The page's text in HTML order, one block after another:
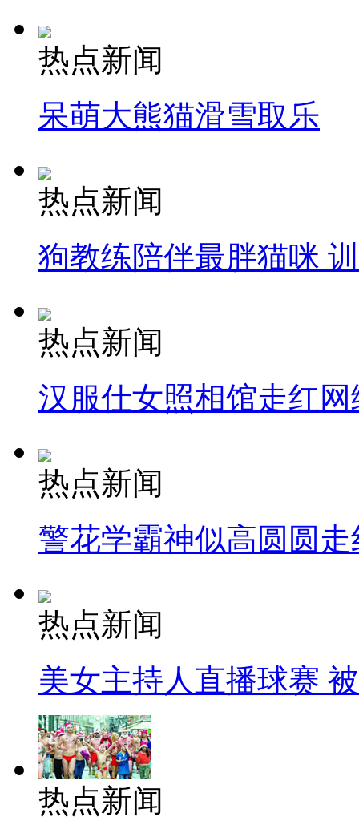
热点新闻
呆萌大熊猫滑雪取乐
热点新闻
狗教练陪伴最胖猫咪
热点新闻
汉服仕女照相馆走红网
热点新闻
警花学霸神似高圆圆走
热点新闻
美女主持人直播球赛
热点新闻